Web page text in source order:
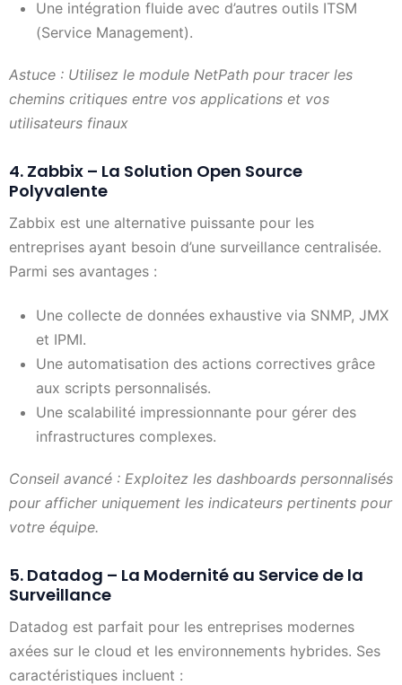
Une intégration fluide avec d’autres outils ITSM
(Service Management).
Astuce : Utilisez le module NetPath pour tracer les
chemins critiques entre vos applications et vos
utilisateurs finaux
4. Zabbix – La Solution Open Source
Polyvalente
Zabbix est une alternative puissante pour les
entreprises ayant besoin d’une surveillance centralisée.
Parmi ses avantages :
Une collecte de données exhaustive via SNMP, JMX
et IPMI.
Une automatisation des actions correctives grâce
aux scripts personnalisés.
Une scalabilité impressionnante pour gérer des
infrastructures complexes.
Conseil avancé : Exploitez les dashboards personnalisés
pour afficher uniquement les indicateurs pertinents pour
votre équipe.
5. Datadog – La Modernité au Service de la
Surveillance
Datadog est parfait pour les entreprises modernes
axées sur le cloud et les environnements hybrides. Ses
caractéristiques incluent :